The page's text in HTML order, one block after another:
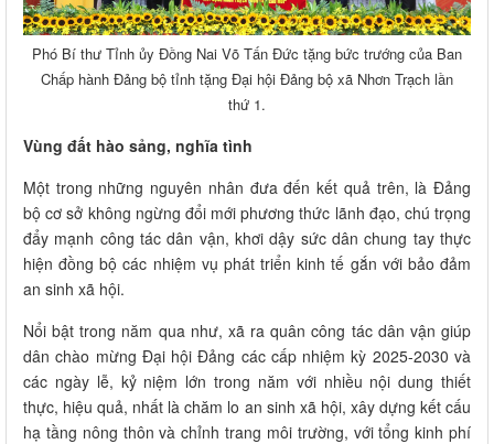
Phó Bí thư Tỉnh ủy Đồng Nai Võ Tấn Đức tặng bức trướng của Ban
Chấp hành Đảng bộ tỉnh tặng Đại hội Đảng bộ xã Nhơn Trạch lần
thứ 1.
Vùng đất hào sảng, nghĩa tình
Một trong những nguyên nhân đưa đến kết quả trên, là Đảng
bộ cơ sở không ngừng đổi mới phương thức lãnh đạo, chú trọng
đẩy mạnh công tác dân vận, khơi dậy sức dân chung tay thực
hiện đồng bộ các nhiệm vụ phát triển kinh tế gắn với bảo đảm
an sinh xã hội.
Nổi bật trong năm qua như, xã ra quân công tác dân vận giúp
dân chào mừng Đại hội Đảng các cấp nhiệm kỳ 2025-2030 và
các ngày lễ, kỷ niệm lớn trong năm với nhiều nội dung thiết
thực, hiệu quả, nhất là chăm lo an sinh xã hội, xây dựng kết cấu
hạ tầng nông thôn và chỉnh trang môi trường, với tổng kinh phí